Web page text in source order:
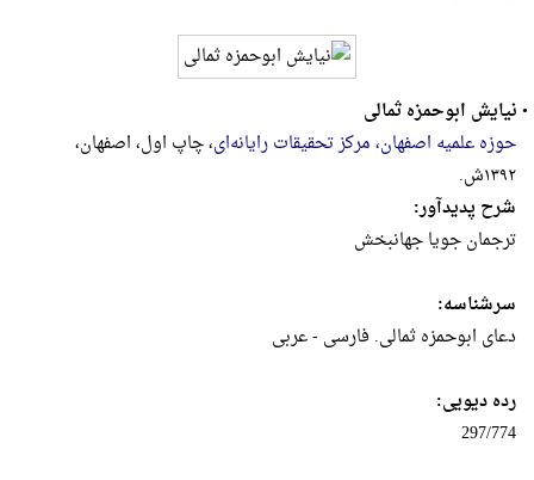
•نیایش ابوحمزه ثمالی
حوزه علمیه اصفهان، مرکز تحقیقات رایانه‌ای، چاپ اول، اصفهان،
۱۳۹۲ش.
شرح پدیدآور:
ترجمان جویا جهانبخش
سرشناسه:
دعای‌ ابوحمزه‌ ثمالی‌. فارسی‌ - عربی‌
رده دیویی:
297/774